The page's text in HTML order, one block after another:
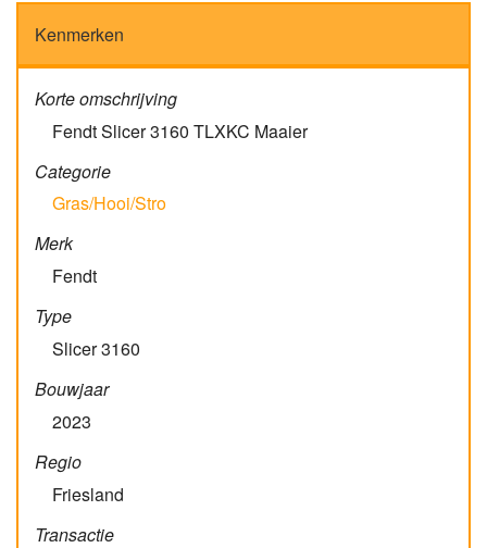
Kenmerken
Korte omschrijving
Fendt Slicer 3160 TLXKC Maaier
Categorie
Gras/Hooi/Stro
Merk
Fendt
Type
Slicer 3160
Bouwjaar
2023
Regio
Friesland
Transactie